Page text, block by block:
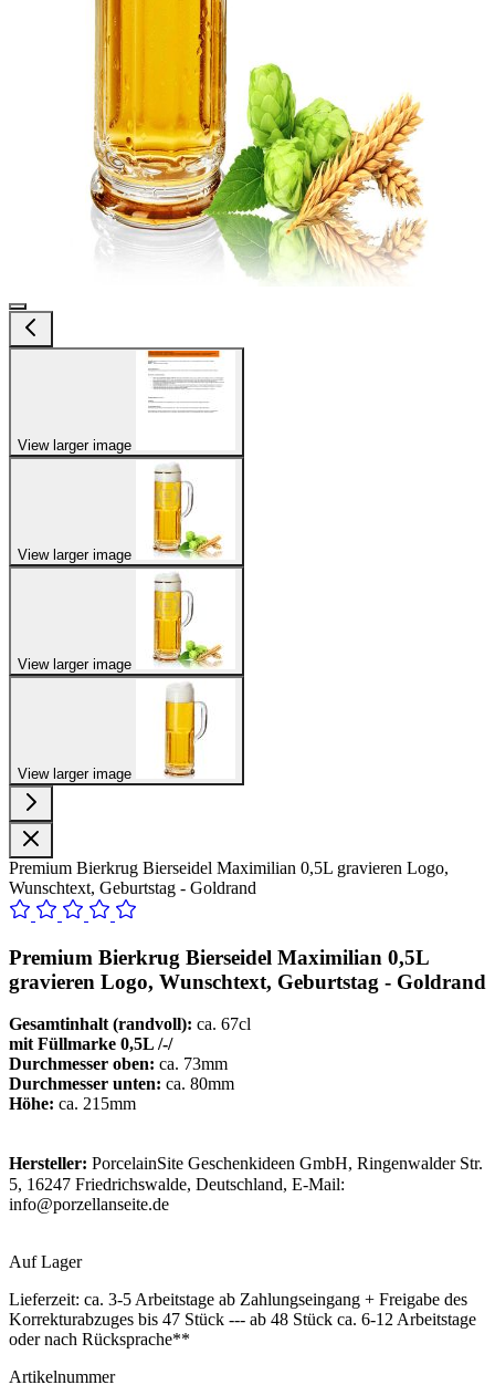
View larger image
View larger image
View larger image
View larger image
Premium Bierkrug Bierseidel Maximilian 0,5L gravieren Logo,
Wunschtext, Geburtstag - Goldrand
Premium Bierkrug Bierseidel Maximilian 0,5L
gravieren Logo, Wunschtext, Geburtstag - Goldrand
Gesamtinhalt (randvoll): ca. 67cl
mit Füllmarke 0,5L /-/
Durchmesser oben: ca. 73mm
Durchmesser unten: ca. 80mm
Höhe: ca. 215mm
Hersteller: PorcelainSite Geschenkideen GmbH, Ringenwalder Str.
5, 16247 Friedrichswalde, Deutschland, E-Mail:
info@porzellanseite.de
Auf Lager
Lieferzeit: ca. 3-5 Arbeitstage ab Zahlungseingang + Freigabe des
Korrekturabzuges bis 47 Stück --- ab 48 Stück ca. 6-12 Arbeitstage
oder nach Rücksprache**
Artikelnummer